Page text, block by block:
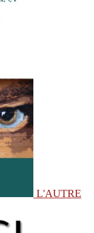
L'AUTRE